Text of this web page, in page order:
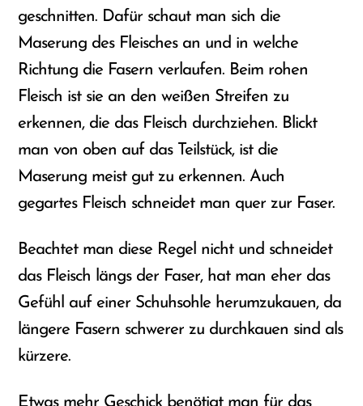
geschnitten. Dafür schaut man sich die
Maserung des Fleisches an und in welche
Richtung die Fasern verlaufen. Beim rohen
Fleisch ist sie an den weißen Streifen zu
erkennen, die das Fleisch durchziehen. Blickt
man von oben auf das Teilstück, ist die
Maserung meist gut zu erkennen. Auch
gegartes Fleisch schneidet man quer zur Faser.
Beachtet man diese Regel nicht und schneidet
das Fleisch längs der Faser, hat man eher das
Gefühl auf einer Schuhsohle herumzukauen, da
längere Fasern schwerer zu durchkauen sind als
kürzere.